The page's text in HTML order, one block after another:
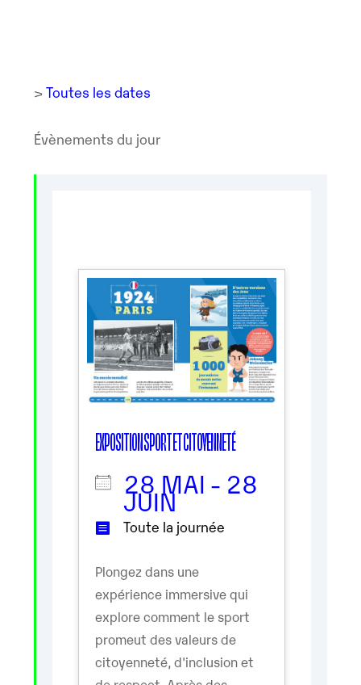
> Toutes les dates
Évènements du jour
EXPOSITION SPORT ET CITOYENNETÉ
28 MAI - 28
JUIN
Toute la journée
Plongez dans une
expérience immersive qui
explore comment le sport
promeut des valeurs de
citoyenneté, d'inclusion et